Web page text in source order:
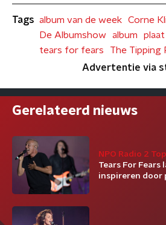
Tags album van de week
Corne
De Albumshow
album
plaat
tears for fears
The Tipping
Advertentie via
Gerelateerd nieuws
NPO Radio 2
Tears For
inspireren door